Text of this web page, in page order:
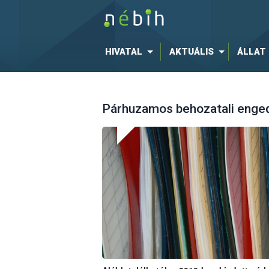
HIVATAL AKTUÁLIS ÁLLAT
Párhuzamos behozatali